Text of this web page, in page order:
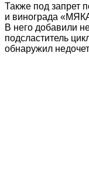
Также под запрет
и винограда
В него добавили
подсластитель
обнаружил